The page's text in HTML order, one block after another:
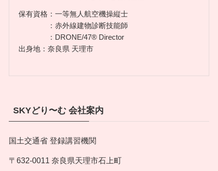
保有資格：一等無人航空機操縦士
：赤外線建物診断技能師
：DRONE/47®︎ Director
出身地：奈良県 天理市
SKYどり〜む 会社案内
国土交通省 登録講習機関
〒632-0011 奈良県天理市石上町